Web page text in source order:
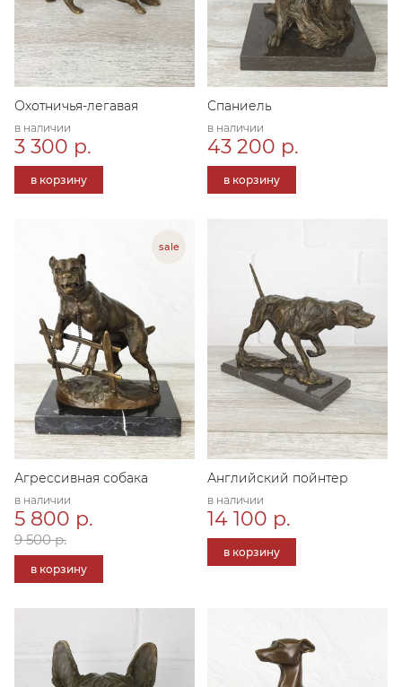
Охотничья-легавая
в наличии
3 300 р.
в корзину
Спаниель
в наличии
43 200 р.
в корзину
Агрессивная собака
в наличии
5 800 р.
9 500 р.
в корзину
Английский пойнтер
в наличии
14 100 р.
в корзину